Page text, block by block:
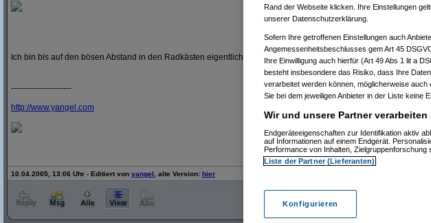
Ich bin bis auf den bösen Abstand in den Radkästen eigentlich ganz zufrieden
----------------------
http://www.yangel.com
10.04.2005, 13:06 Uhr - Editiert von yangel , alte Version: hier
Rand der Webseite klicken. Ihre Einstellungen
unserer Datenschutzerklärung.
Sofern Ihre getroffenen Einstellungen auch
Angemessenheitsbeschlusses gem Art 45
Ihre Einwilligung auch hierfür (Art 49 Abs 1 lit a
besteht insbesondere das Risiko, dass Ihre
verarbeitet werden können, möglicherweise
Sie bei dem jeweiligen Anbieter in der Liste keine
Wir und unsere Partner
Endgeräteeigenschaften zur Identifikation aktiv
auf Informationen auf einem Endgerät.
Performance von Inhalten, Zielgruppenforschung
Liste der Partner (Lieferanten)
Konfigurieren